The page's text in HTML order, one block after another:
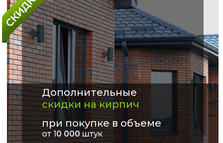
Дополнительные
скидки на кирпич
при покупке в объеме
от 10 000штук